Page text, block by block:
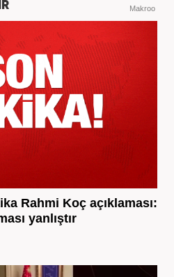
Makroo
Rahmi Koç açıklaması:
yanlıştır